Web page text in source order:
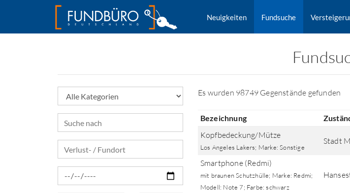
Neuigkeiten Fundsuche
Kategorien
Beschreibung des gesuchten Gegenstands
Verlust- oder Fundort
Datum seit wann vermisst
Es wurden 98749 Gegenstände gefunden
Bezeichnung
Kopfbedeckung/Mütze
Los Angeles Lakers; Marke: Sonstige
Stadt
Smartphone (Redmi)
mit braunen Schutzhülle; Marke: Redmi;
Modell: Note 7; Farbe: schwarz